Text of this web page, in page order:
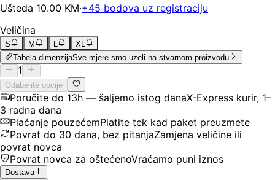
Ušteda 10.00 KM·+45 bodova uz registraciju
Veličina
S M L
XL
Tabela dimenzijaSve mjere smo uzeli na stvarnom proizvodu
1
Odaberite opcije
Poručite do 13h — šaljemo istog danaX-Express kurir, 1–
3 radna dana
Plaćanje pouzećemPlatite tek kad paket preuzmete
Povrat do 30 dana, bez pitanjaZamjena veličine ili
povrat novca
Povrat novca za oštećenoVraćamo puni iznos
Dostava